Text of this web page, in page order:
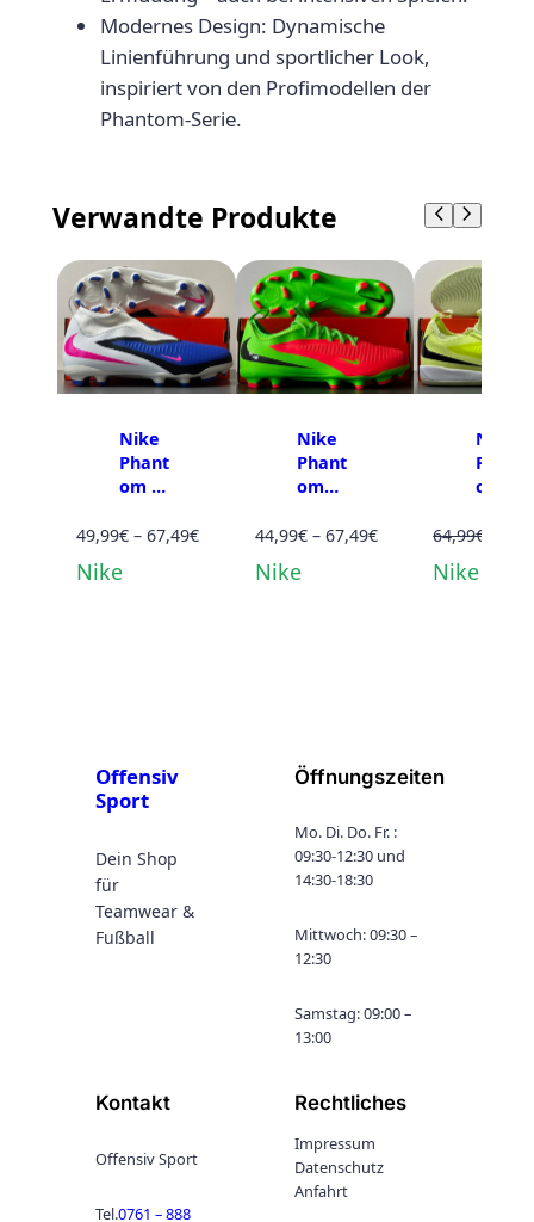
Modernes Design: Dynamische
Linienführung und sportlicher Look,
inspiriert von den Profimodellen der
Phantom-Serie.
Verwandte Produkte
Nike
Phant
om 6
Acade
MG JR
49,99€ – 67,49€Preisspanne:
Nike
Nike
Phant
om
Acade
FG/M
44,99€ – 67,49€Preisspanne:
Nike
Nike
Phant
om
Acade
JR
64,99€
Nike
Offensiv
Sport
Dein Shop
für
Teamwear &
Fußball
Öffnungszeiten
Mo. Di. Do. Fr. :
09:30-12:30 und
14:30-18:30
Mittwoch: 09:30 –
12:30
Samstag: 09:00 –
13:00
Kontakt
Offensiv Sport
Tel.0761 – 888
Rechtliches
Impressum
Datenschutz
Anfahrt